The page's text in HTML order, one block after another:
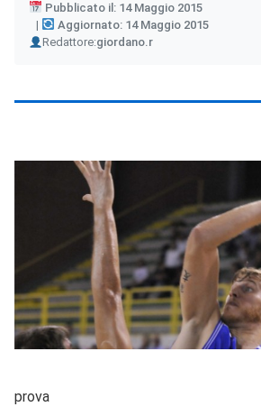
Pubblicato il: 14 Maggio 2015
Aggiornato: 14 Maggio 2015
Redattore:
Author giordano.r
prova